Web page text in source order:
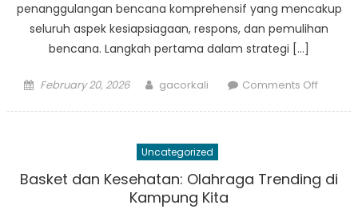
penanggulangan bencana komprehensif yang mencakup
seluruh aspek kesiapsiagaan, respons, dan pemulihan
bencana. Langkah pertama dalam strategi […]
Posted
February 20, 2026 Author
gacorkali Comments Offon
Sekilas
Strategi
Uncategorized
Basket dan Kesehatan: Olahraga Trending di
Kampung Kita